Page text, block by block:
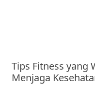
Tips Fitness yang
Menjaga